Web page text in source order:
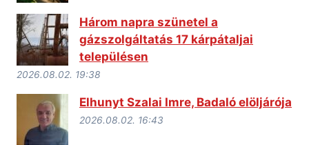
Három napra szünetel a
gázszolgáltatás 17 kárpátaljai
településen
2026.08.02. 19:38
Elhunyt Szalai Imre, Badaló elöljárója
2026.08.02. 16:43